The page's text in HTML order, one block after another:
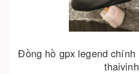
Đồng hồ gpx legend